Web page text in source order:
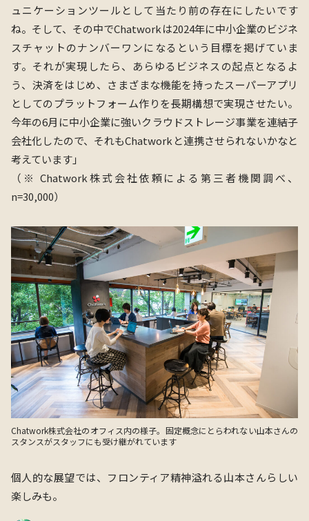
ュニケーションツールとして当たり前の存在にしたいです
ね。そして、その中でChatworkは2024年に中小企業のビジネ
スチャットのナンバーワンになるという目標を掲げていま
す。それが実現したら、あらゆるビジネスの起点となるよ
う、決済をはじめ、さまざまな機能を持ったスーパーアプリ
としてのプラットフォーム作りを長期構想で実現させたい。
今年の6月に中小企業に強いクラウドストレージ事業を連結子
会社化したので、 それもChatworkと連携させられないかなと
考えています」
（※ Chatwork株式会社依頼による第三者機関調べ、
n=30,000）
Chatwork株式会社のオフィス内の様子。固定概念にとらわれない山本さんの
スタンスがスタッフにも受け継がれています
個人的な展望では、フロンティア精神溢れる山本さんらしい
楽しみも。